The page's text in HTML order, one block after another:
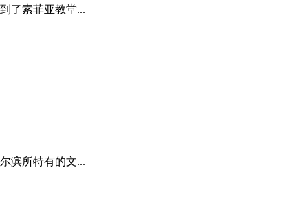
了索菲亚教堂...
滨所特有的文...